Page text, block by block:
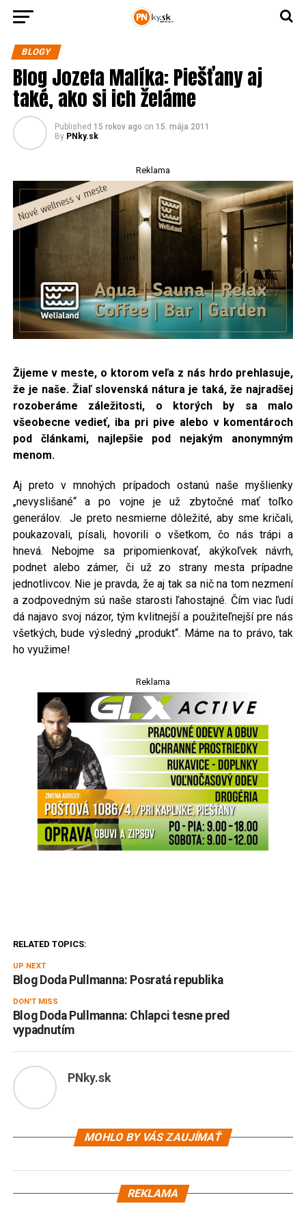
BLOGY
Blog Jozefa Malíka: Piešťany aj
také, ako si ich želáme
Published 15 rokov ago on 15. mája 2011
By PNky.sk
Reklama
Žijeme v meste, o ktorom veľa z nás hrdo prehlasuje,
že je naše. Žiaľ slovenská nátura je taká, že najradšej
rozoberáme záležitosti, o ktorých by sa malo
všeobecne vedieť, iba pri pive alebo v komentároch
pod článkami, najlepšie pod nejakým anonymným
menom.
Aj preto v mnohých prípadoch ostanú naše myšlienky
„nevyslišané“ a po vojne je už zbytočné mať toľko
generálov. Je preto nesmierne dôležité, aby sme kričali,
poukazovali, písali, hovorili o všetkom, čo nás trápi a
hnevá. Nebojme sa pripomienkovať, akýkoľvek návrh,
podnet alebo zámer, či už zo strany mesta prípadne
jednotlivcov. Nie je pravda, že aj tak sa nič na tom nezmení
a zodpovedným sú naše starosti ľahostajné. Čím viac ľudí
dá najavo svoj názor, tým kvlitnejší a použiteľnejší pre nás
všetkých, bude výsledný „produkt“. Máme na to právo, tak
ho využime!
Reklama
RELATED TOPICS:
UP NEXT
Blog Doda Pullmanna: Posratá republika
DON'T MISS
Blog Doda Pullmanna: Chlapci tesne pred
vypadnutím
PNky.sk
MOHLO BY VÁS ZAUJÍMAŤ
REKLAMA